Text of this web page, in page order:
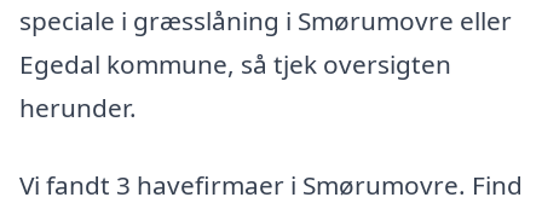
speciale i græsslåning i Smørumovre eller
Egedal kommune, så tjek oversigten
herunder.
Vi fandt 3 havefirmaer i Smørumovre. Find